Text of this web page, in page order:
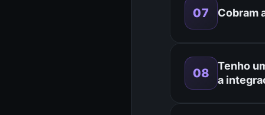
07 Cobram
08
Tenho
a